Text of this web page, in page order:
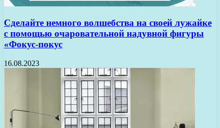
Сделайте немного волшебства на своей лужайке
с помощью очаровательной надувной фигуры
«Фокус-покус
16.08.2023